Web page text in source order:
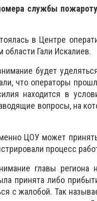
службы
в Центре
области Гали Искалиев.
будет
что операторы
находится в
вопросы, на
ЦОУ может
процесс
главы
принята либо
с жалобой. Так